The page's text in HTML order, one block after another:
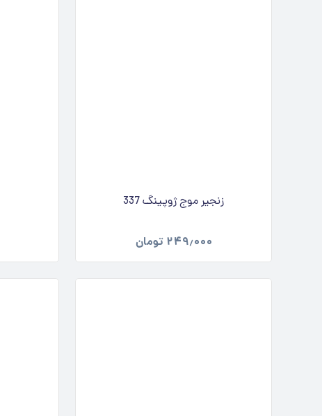
زنجیر موج ژوپینگ 337
۲۴۹٫۰۰۰ تومان